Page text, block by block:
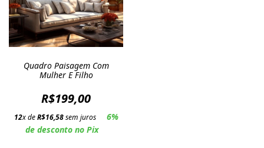
Quadro Paisagem Com
Mulher E Filho
R$199,00
12x deR$16,58sem juros
6%
de desconto no Pix